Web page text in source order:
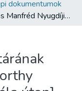
dokumentumok
[A Weiss Manfréd Nyugdíjintézeti pénztárának bérháza az egykori Horthy Miklós, ma: Bartók Béla úton]